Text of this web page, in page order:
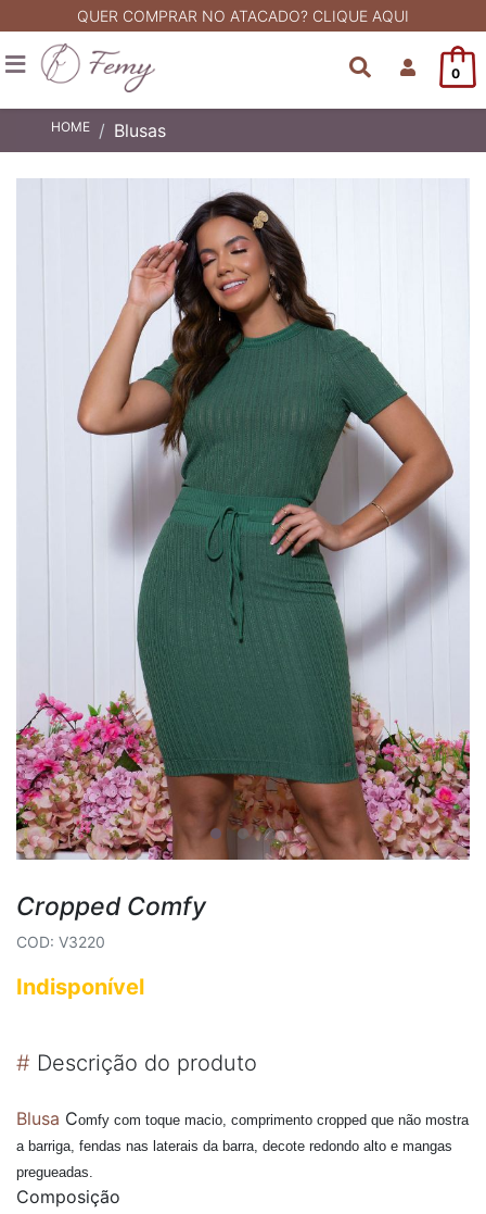
QUER COMPRAR NO ATACADO? CLIQUE AQUI
0
HOME Blusas
Cropped Comfy
COD: V3220
Indisponível
# Descrição do produto
Blusa Comfy com toque macio, comprimento cropped que não mostra
a barriga, fendas nas laterais da barra, decote redondo alto e mangas
pregueadas.
Composição